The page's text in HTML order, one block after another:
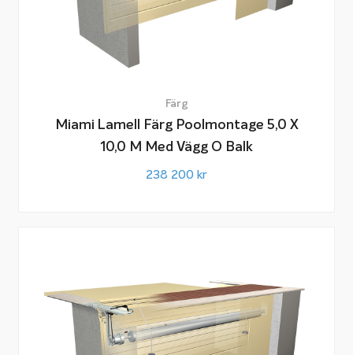
Färg
Miami Lamell Färg Poolmontage 5,0 X
10,0 M Med Vägg O Balk
238 200 kr